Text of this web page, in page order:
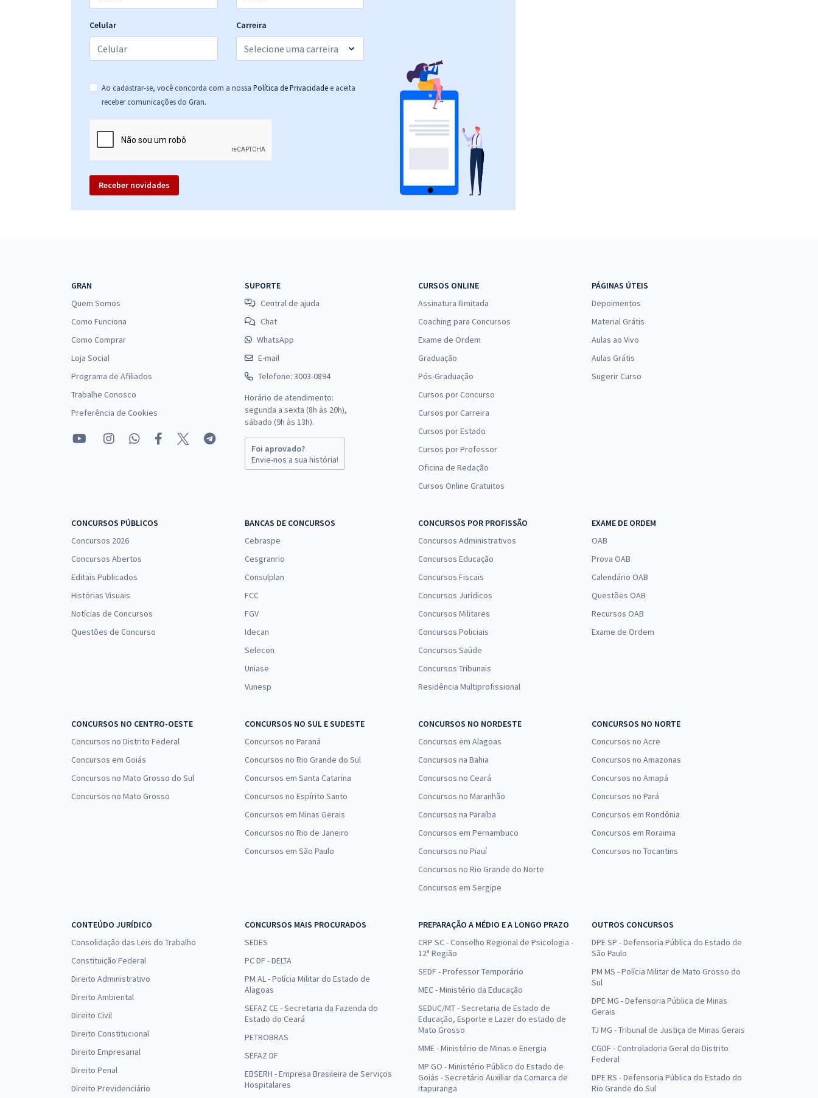
Celular Carreira
Ao cadastrar-se, você concorda com a nossa Política de Privacidade e aceita
receber comunicações do Gran.
Receber novidades
GRAN
Quem Somos
Como Funciona
Como Comprar
Loja Social
Programa de Afiliados
Trabalhe Conosco
Preferência de Cookies
SUPORTE
Central de ajuda
Chat
WhatsApp
E-mail
Telefone: 3003-0894
Horário de atendimento:
segunda a sexta (8h às 20h),
sábado (9h às 13h).
Foi aprovado?
Envie-nos a sua história!
CURSOS ONLINE
Assinatura Ilimitada
Coaching para Concursos
Exame de Ordem
Graduação
Pós-Graduação
Cursos por Concurso
Cursos por Carreira
Cursos por Estado
Cursos por Professor
Oficina de Redação
Cursos Online Gratuitos
PÁGINAS ÚTEIS
Depoimentos
Material Grátis
Aulas ao Vivo
Aulas Grátis
Sugerir Curso
CONCURSOS PÚBLICOS
Concursos 2026
Concursos Abertos
Editais Publicados
Histórias Visuais
Notícias de Concursos
Questões de Concurso
BANCAS DE CONCURSOS
Cebraspe
Cesgranrio
Consulplan
FCC
FGV
Idecan
Selecon
Uniase
Vunesp
CONCURSOS POR PROFISSÃO
Concursos Administrativos
Concursos Educação
Concursos Fiscais
Concursos Jurídicos
Concursos Militares
Concursos Policiais
Concursos Saúde
Concursos Tribunais
Residência Multiprofissional
EXAME DE ORDEM
OAB
Prova OAB
Calendário OAB
Questões OAB
Recursos OAB
Exame de Ordem
CONCURSOS NO CENTRO-OESTE
Concursos no Distrito Federal
Concursos em Goiás
Concursos no Mato Grosso do Sul
Concursos no Mato Grosso
CONCURSOS NO SUL E SUDESTE
Concursos no Paraná
Concursos no Rio Grande do Sul
Concursos em Santa Catarina
Concursos no Espírito Santo
Concursos em Minas Gerais
Concursos no Rio de Janeiro
Concursos em São Paulo
CONCURSOS NO NORDESTE
Concursos em Alagoas
Concursos na Bahia
Concursos no Ceará
Concursos no Maranhão
Concursos na Paraíba
Concursos em Pernambuco
Concursos no Piauí
Concursos no Rio Grande do Norte
Concursos em Sergipe
CONCURSOS NO NORTE
Concursos no Acre
Concursos no Amazonas
Concursos no Amapá
Concursos no Pará
Concursos em Rondônia
Concursos em Roraima
Concursos no Tocantins
CONTEÚDO JURÍDICO
Consolidação das Leis do Trabalho
Constituição Federal
Direito Administrativo
Direito Ambiental
Direito Civil
Direito Constitucional
Direito Empresarial
Direito Penal
Direito Previdenciário
CONCURSOS MAIS PROCURADOS
SEDES
PC DF - DELTA
PM AL - Polícia Militar do Estado de
Alagoas
SEFAZ CE - Secretaria da Fazenda do
Estado do Ceará
PETROBRAS
SEFAZ DF
EBSERH - Empresa Brasileira de Serviços
Hospitalares
PREPARAÇÃO A MÉDIO E A LONGO PRAZO
CRP SC - Conselho Regional de Psicologia -
12ª Região
SEDF - Professor Temporário
MEC - Ministério da Educação
SEDUC/MT - Secretaria de Estado de
Educação, Esporte e Lazer do estado de
Mato Grosso
MME - Ministério de Minas e Energia
MP GO - Ministério Público do Estado de
Goiás - Secretário Auxiliar da Comarca de
Itapuranga
OUTROS CONCURSOS
DPE SP - Defensoria Pública do Estado de
São Paulo
PM MS - Polícia Militar de Mato Grosso do
Sul
DPE MG - Defensoria Pública de Minas
Gerais
TJ MG - Tribunal de Justiça de Minas Gerais
CGDF - Controladoria Geral do Distrito
Federal
DPE RS - Defensoria Pública do Estado do
Rio Grande do Sul